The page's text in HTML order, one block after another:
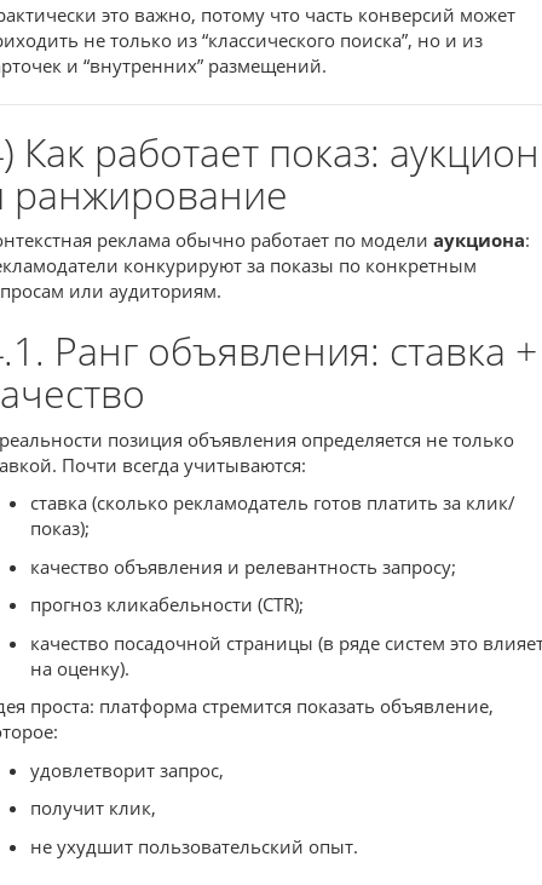
это важно, потому что часть конверсий может
не только из “классического поиска”, но и из
и “внутренних” размещений.
Как работает показ: аукцион
ранжирование
реклама обычно работает по модели аукциона:
конкурируют за показы по конкретным
или аудиториям.
Ранг объявления: ставка +
позиция объявления определяется не только
Почти всегда учитываются:
ставка (сколько рекламодатель готов платить за клик/
показ);
качество объявления и релевантность запросу;
прогноз кликабельности (CTR);
качество посадочной страницы (в ряде систем это
на оценку).
проста: платформа стремится показать объявление,
удовлетворит запрос,
получит клик,
не ухудшит пользовательский опыт.